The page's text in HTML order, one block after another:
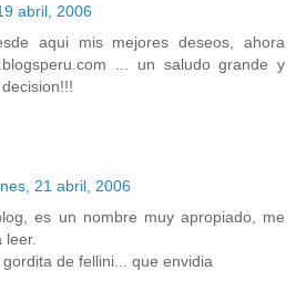
abril, 2006
aqui mis mejores deseos, ahora
... un saludo grande y
21 abril, 2006
es un nombre muy apropiado, me
de fellini... que envidia